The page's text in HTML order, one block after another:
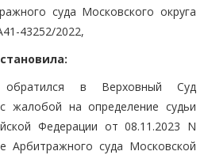
суда Московского округа
43252/2022,
обратился в Верховный Суд
жалобой на определение судьи
Федерации от 08.11.2023 N
Арбитражного суда Московской